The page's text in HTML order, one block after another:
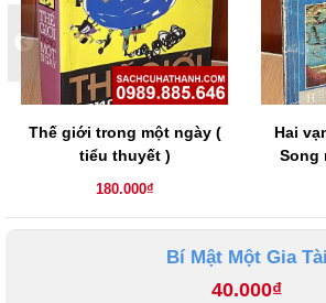
Thế giới trong một ngày (
tiểu thuyết )
180.000₫
Hai
Song
Bí Mật Một Gia Tài
40.000₫